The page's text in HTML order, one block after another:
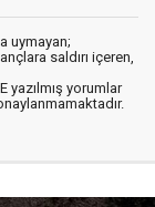
uymayan;
saldırı içeren,
yazılmış yorumlar